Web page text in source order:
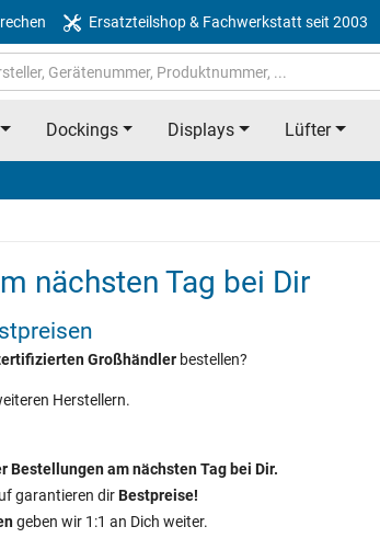
Ersatzteilshop & Fachwerkstatt seit 2003
Dockings Displays Lüfter
nächsten Tag bei Dir
Großhändler bestellen?
Herstellern.
Bestellungen am nächsten Tag bei Dir.
garantieren dirBestpreise!
geben wir 1:1 an Dich weiter.